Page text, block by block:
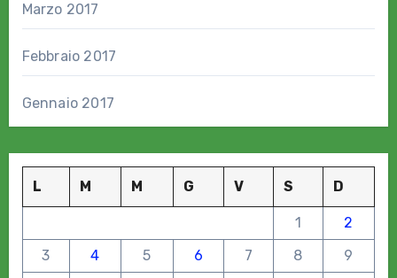
Marzo 2017
Febbraio 2017
Gennaio 2017
L M M G V S D
1
2
3
4 5 6 7 8
9